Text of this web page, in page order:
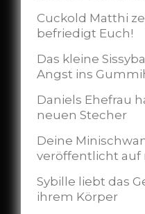
Cuckold Matthi
befriedigt Euch!
Das kleine
Angst ins
Daniels Ehefrau
neuen Stecher
Deine
veröffentlicht auf
Sybille liebt das
ihrem Körper